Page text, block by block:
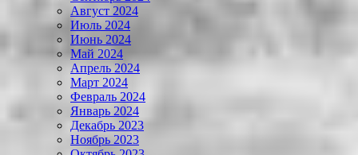
Август 2024
Июль 2024
Июнь 2024
Май 2024
Апрель 2024
Март 2024
Февраль 2024
Январь 2024
Декабрь 2023
Ноябрь 2023